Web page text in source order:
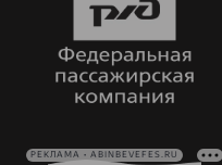
РЕКЛАМА • ABINBEVEFES.RU